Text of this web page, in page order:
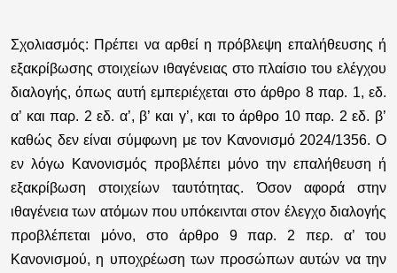
Σχολιασμός: Πρέπει να αρθεί η πρόβλεψη επαλήθευσης ή
εξακρίβωσης στοιχείων ιθαγένειας στο πλαίσιο του ελέγχου
διαλογής, όπως αυτή εμπεριέχεται στο άρθρο 8 παρ. 1, εδ.
α’ και παρ. 2 εδ. α’, β’ και γ’, και το άρθρο 10 παρ. 2 εδ. β’
καθώς δεν είναι σύμφωνη με τον Κανονισμό 2024/1356. Ο
εν λόγω Κανονισμός προβλέπει μόνο την επαλήθευση ή
εξακρίβωση στοιχείων ταυτότητας. Όσον αφορά στην
ιθαγένεια των ατόμων που υπόκεινται στον έλεγχο διαλογής
προβλέπεται μόνο, στο άρθρο 9 παρ. 2 περ. α’ του
Κανονισμού, η υποχρέωση των προσώπων αυτών να την